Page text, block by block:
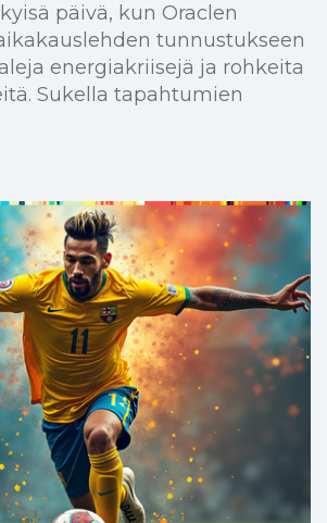
päivä, kun Oraclen
tunnustukseen
energiakriisejä ja rohkeita
Sukella tapahtumien